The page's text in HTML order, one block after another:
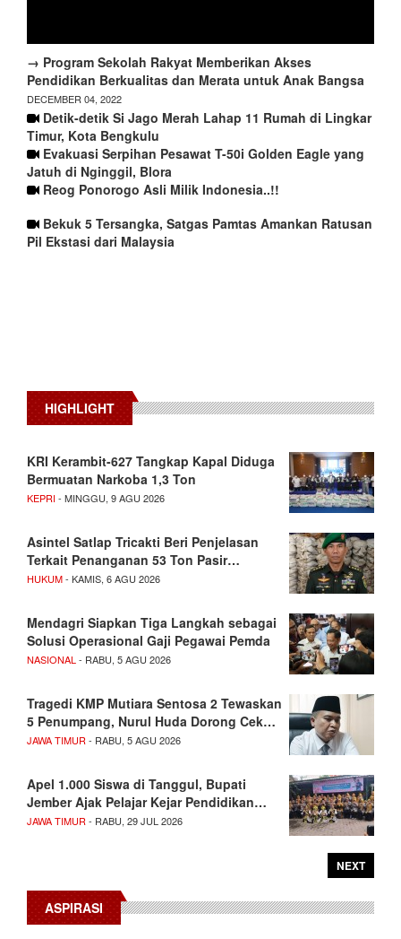
→ Program Sekolah Rakyat Memberikan Akses
Pendidikan Berkualitas dan Merata untuk Anak Bangsa
DECEMBER 04, 2022
Detik-detik Si Jago Merah Lahap 11 Rumah di Lingkar
Timur, Kota Bengkulu
Evakuasi Serpihan Pesawat T-50i Golden Eagle yang
Jatuh di Nginggil, Blora
Reog Ponorogo Asli Milik Indonesia..!!
Bekuk 5 Tersangka, Satgas Pamtas Amankan Ratusan
Pil Ekstasi dari Malaysia
HIGHLIGHT
KRI Kerambit-627 Tangkap Kapal Diduga
Bermuatan Narkoba 1,3 Ton
KEPRI- MINGGU, 9 AGU 2026
Asintel Satlap Tricakti Beri Penjelasan
Terkait Penanganan 53 Ton Pasir…
HUKUM- KAMIS, 6 AGU 2026
Mendagri Siapkan Tiga Langkah sebagai
Solusi Operasional Gaji Pegawai Pemda
NASIONAL - RABU, 5 AGU 2026
Tragedi KMP Mutiara Sentosa 2 Tewaskan
5 Penumpang, Nurul Huda Dorong Cek…
JAWA TIMUR - RABU, 5 AGU 2026
Apel 1.000 Siswa di Tanggul, Bupati
Jember Ajak Pelajar Kejar Pendidikan…
JAWA TIMUR - RABU, 29 JUL 2026
NEXT
ASPIRASI